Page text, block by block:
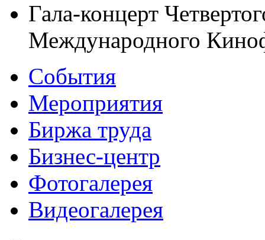
Гала-концерт
Международного
События
Мероприятия
Биржа труда
Бизнес-центр
Фотогалерея
Видеогалерея